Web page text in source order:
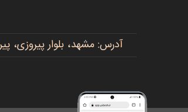
آدرس: مشهد، بلوار پیروزی، پیروزی ۱۵، رضوی ۱۶ - دهخدا ۱۲، پلاک ۱۴ ────